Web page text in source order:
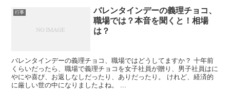
行事
バレンタインデーの義理チョコ、
職場では？本音を聞くと！相場
は？
バレンタインデーの義理チョコ、職場ではどうしてますか？ 十年前
くらいだったら、職場で義理チョコを女子社員が贈り、男子社員はに
やにや喜び、お返しなしだったり、ありだったり。 けれど、経済的
に厳しい世の中になりましたよね。 ...